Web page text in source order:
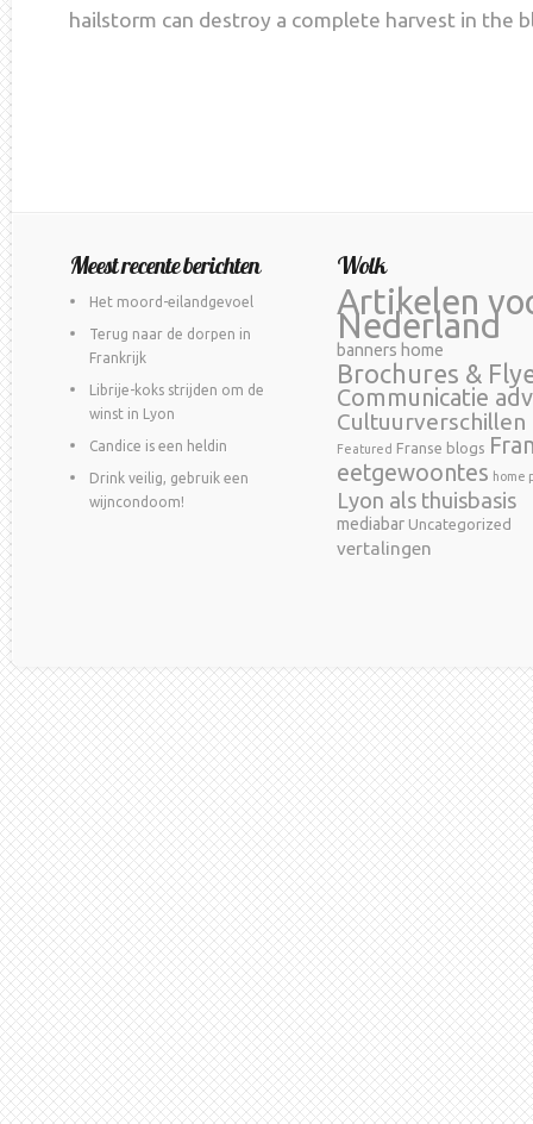
hailstorm can destroy a complete harvest in the
Meest recente berichten
Het moord-eilandgevoel
Terug naar de dorpen in
Frankrijk
Librije-koks strijden om de
winst in Lyon
Candice is een heldin
Drink veilig, gebruik een
wijncondoom!
Wolk
Artikelen
Nederland
banners home
Brochures &
Communicatie
Cultuurverschillen
Featured Franse blogs
eetgewoontes home
Lyon als thuisbasis
mediabar Uncategorized
vertalingen